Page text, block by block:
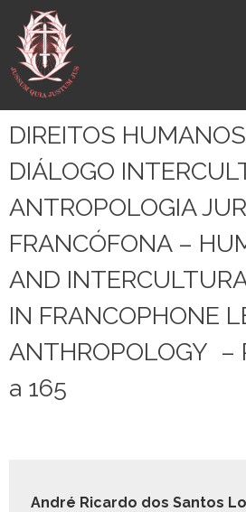
para
conteúdo
DIREITOS
DIÁLOGO
ANTROPOLOGIA
FRANCÓFONA –
AND
IN FRANCOPHONE
ANTHROPOLOGY –
a 165
André Ricar­do dos San­tos